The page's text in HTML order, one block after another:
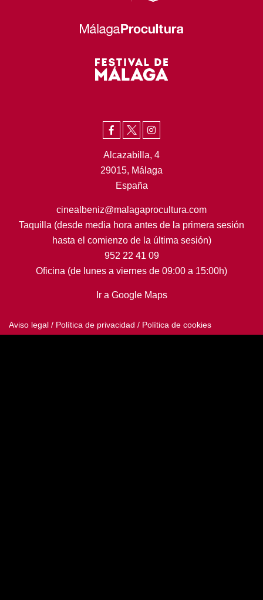
Alcazabilla, 4
29015, Málaga
España
cinealbeniz@malagaprocultura.com
Taquilla (desde media hora antes de la primera sesión
hasta el comienzo de la última sesión)
952 22 41 09
Oficina (de lunes a viernes de 09:00 a 15:00h)
Ir a Google Maps
Aviso legal / Política de privacidad / Política de cookies